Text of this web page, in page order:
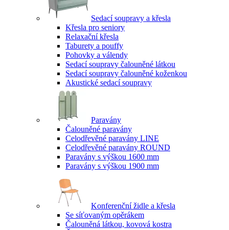
Sedací soupravy a křesla
Křesla pro seniory
Relaxační křesla
Taburety a pouffy
Pohovky a válendy
Sedací soupravy čalouněné látkou
Sedací soupravy čalouněné koženkou
Akustické sedací soupravy
Paravány
Čalouněné paravány
Celodřevěné paravány LINE
Celodřevěné paravány ROUND
Paravány s výškou 1600 mm
Paravány s výškou 1900 mm
Konferenční židle a křesla
Se síťovaným opěrákem
Čalouněná látkou, kovová kostra